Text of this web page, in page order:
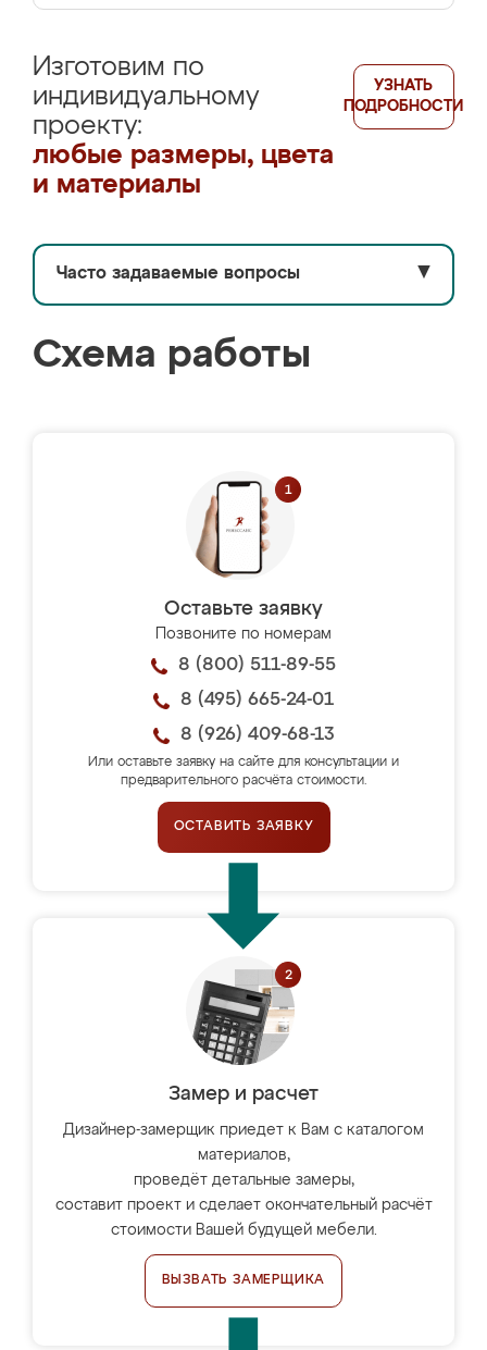
Изготовим по
индивидуальному
проекту:
любые размеры, цвета
и материалы
УЗНАТЬ
ПОДРОБНОСТИ
Часто задаваемые вопросы ▼
Схема работы
Оставьте заявку
Позвоните по номерам
8 (800) 511-89-55
8 (495) 665-24-01
8 (926) 409-68-13
Или оставьте заявку на сайте для консультации и
предварительного расчёта стоимости.
ОСТАВИТЬ ЗАЯВКУ
Замер и расчет
Дизайнер-замерщик приедет к Вам с каталогом
материалов,
проведёт детальные замеры,
составит проект и сделает окончательный расчёт
стоимости Вашей будущей мебели.
ВЫЗВАТЬ ЗАМЕРЩИКА